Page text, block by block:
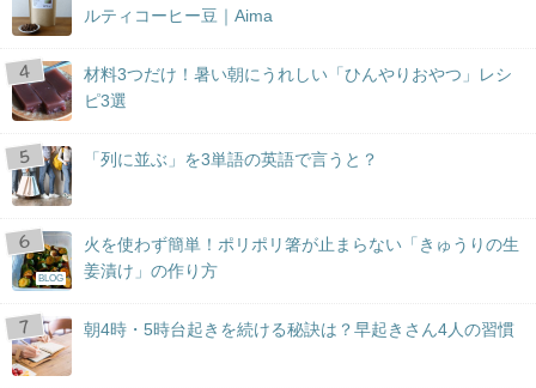
ルティコーヒー豆｜Aima
材料3つだけ！暑い朝にうれしい「ひんやりおやつ」レシ
ピ3選
「列に並ぶ」を3単語の英語で言うと？
BLOG
火を使わず簡単！ポリポリ箸が止まらない「きゅうりの生
姜漬け」の作り方
朝4時・5時台起きを続ける秘訣は？早起きさん4人の習慣